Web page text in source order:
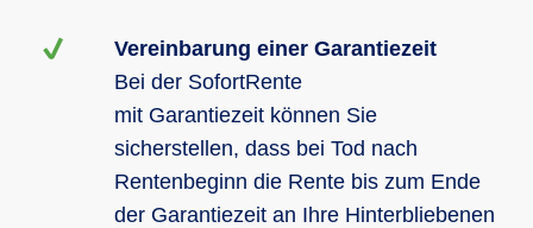
Vereinbarung einer Garantiezeit
Bei der SofortRente
mit Garantiezeit können Sie
sicherstellen, dass bei Tod nach
Rentenbeginn die Rente bis zum Ende
der Garantiezeit an Ihre Hinterbliebenen